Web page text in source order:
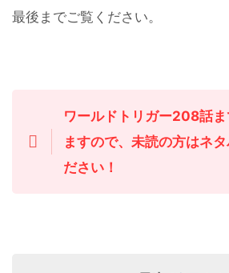
最後までご覧ください。
ワールドトリガー208話
ますので、未読の方はネ
ださい！